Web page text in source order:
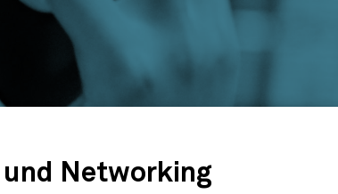
Networking